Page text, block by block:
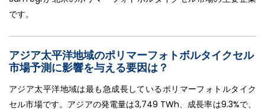
です。
アジア太平洋地域のポリマーフォトボルタイクセル
市場予測に影響を与える要因は？
アジア太平洋地域は最も急成長しているポリマーフォトルタイク
セル市場です。アジアの発電量は3,749 TWh、成長率は9.3%で、